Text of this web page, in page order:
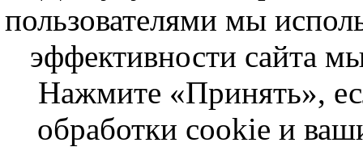
пользователями мы
эффективности сайта
Нажмите «Принять»,
обработки cookie и